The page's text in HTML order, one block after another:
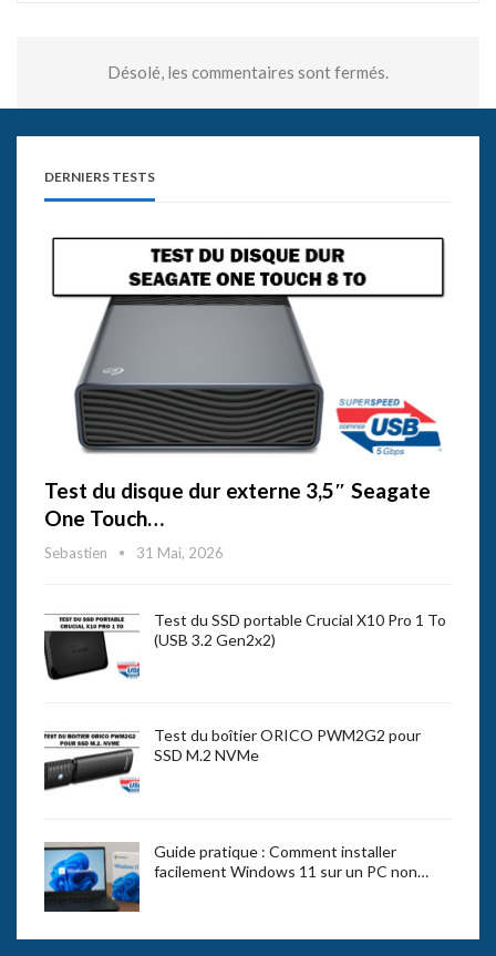
Désolé, les commentaires sont fermés.
DERNIERS TESTS
Test du disque dur externe 3,5″ Seagate
One Touch…
Sebastien 31 Mai, 2026
Test du SSD portable Crucial X10 Pro 1 To
(USB 3.2 Gen2x2)
Test du boîtier ORICO PWM2G2 pour
SSD M.2 NVMe
Guide pratique : Comment installer
facilement Windows 11 sur un PC non…